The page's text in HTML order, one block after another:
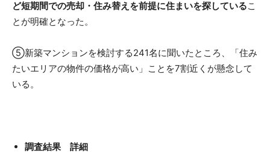
ど短期間での売却・住み替えを前提に住まいを探しているこ
とが明確となった。
⑤新築マンションを検討する241名に聞いたところ、「住み
たいエリアの物件の価格が高い」ことを7割近くが懸念して
いる。
調査結果 詳細